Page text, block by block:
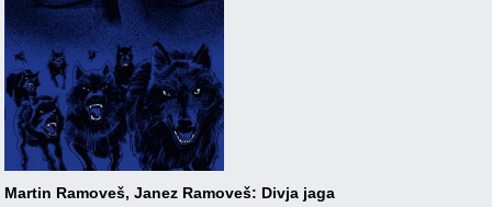
Martin Ramoveš, Janez Ramoveš: Divja jaga